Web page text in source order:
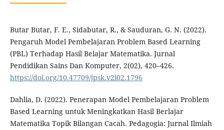
Butar Butar, F. E., Sidabutar, R., & Sauduran, G. N. (2022).
Pengaruh Model Pembelajaran Problem Based Learning
(PBL) Terhadap Hasil Belajar Matematika. Jurnal
Pendidikan Sains Dan Komputer, 2(02), 420–426.
https://doi.org/10.47709/jpsk.v2i02.1796
Dahlia, D. (2022). Penerapan Model Pembelajaran Problem
Based Learning untuk Meningkatkan Hasil Berlajar
Matematika Topik Bilangan Cacah. Pedagogia: Jurnal Ilmiah